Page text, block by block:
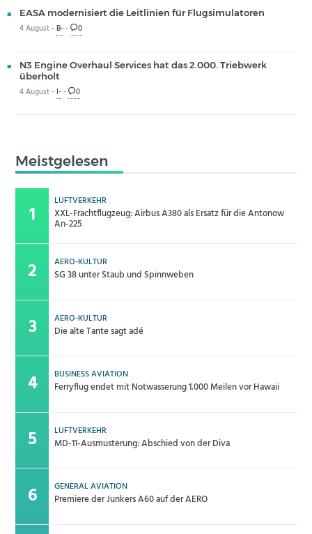
EASA modernisiert die Leitlinien für Flugsimulatoren
4 August -B-- 0
N3 Engine Overhaul Services hat das 2.000. Triebwerk
überholt
4 August - I-- 0
Meistgelesen
LUFTVERKEHR
XXL-Frachtflugzeug: Airbus A380 als Ersatz für die Antonow
An-225
AERO-KULTUR
SG 38 unter Staub und Spinnweben
AERO-KULTUR
Die alte Tante sagt adé
BUSINESS AVIATION
Ferryflug endet mit Notwasserung 1.000 Meilen vor Hawaii
LUFTVERKEHR
MD-11-Ausmusterung: Abschied von der Diva
GENERAL AVIATION
Premiere der Junkers A60 auf der AERO